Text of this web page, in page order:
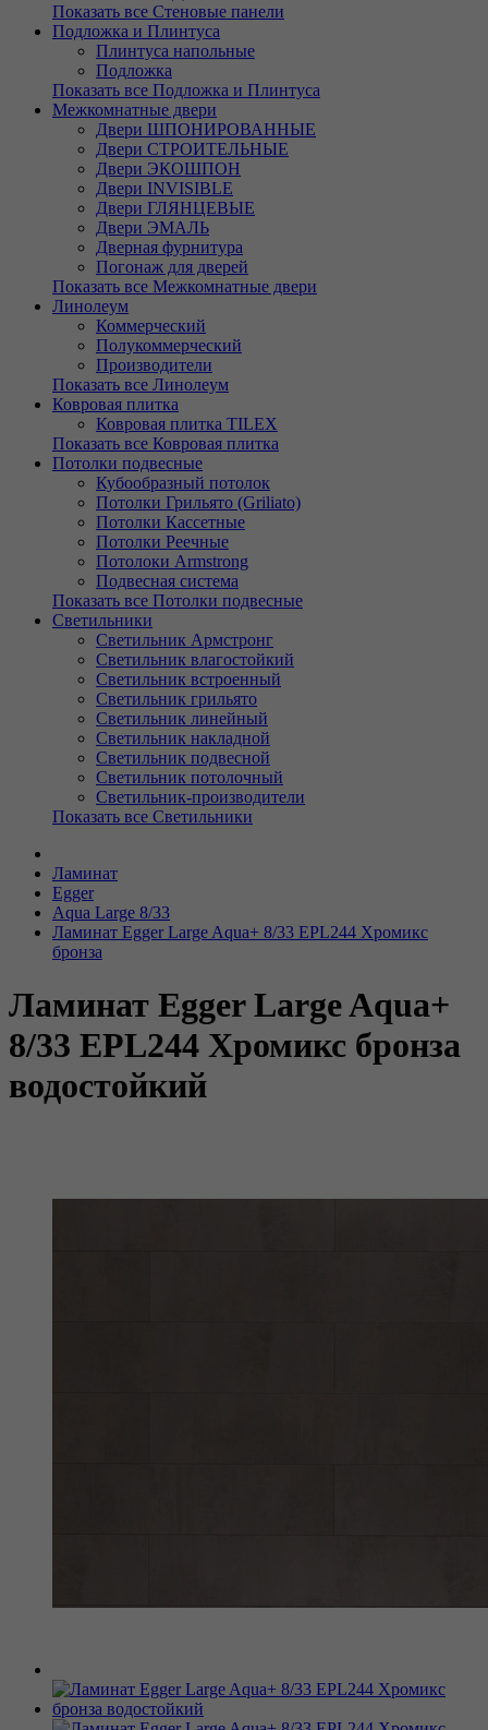
Показать все Стеновые панели
Подложка и Плинтуса
Плинтуса напольные
Подложка
Показать все Подложка и Плинтуса
Межкомнатные двери
Двери ШПОНИРОВАННЫЕ
Двери СТРОИТЕЛЬНЫЕ
Двери ЭКОШПОН
Двери INVISIBLE
Двери ГЛЯНЦЕВЫЕ
Двери ЭМАЛЬ
Дверная фурнитура
Погонаж для дверей
Показать все Межкомнатные двери
Линолеум
Коммерческий
Полукоммерческий
Производители
Показать все Линолеум
Ковровая плитка
Ковровая плитка TILEX
Показать все Ковровая плитка
Потолки подвесные
Кубообразный потолок
Потолки Грильято (Griliato)
Потолки Кассетные
Потолки Реечные
Потолоки Armstrong
Подвесная система
Показать все Потолки подвесные
Светильники
Светильник Армстронг
Светильник влагостойкий
Светильник встроенный
Светильник грильято
Светильник линейный
Светильник накладной
Светильник подвесной
Светильник потолочный
Светильник-производители
Показать все Светильники
Ламинат
Egger
Aqua Large 8/33
Ламинат Egger Large Aqua+ 8/33 EPL244 Хромикс
бронза
Ламинат Egger Large Aqua+
8/33 EPL244 Хромикс бронза
водостойкий